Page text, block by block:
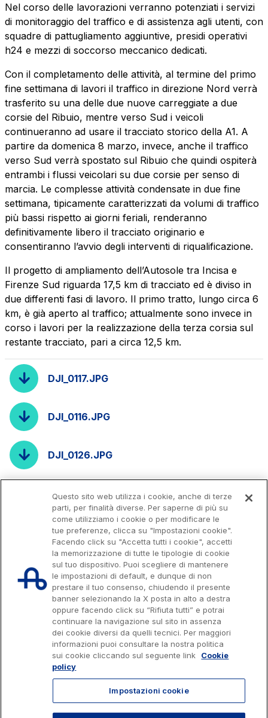
Società Autostrada Tirrenica p.A.
Km rete: 55
Scadenza concessione: 2028
Tangenziale di Napoli S.p.A.
Km rete: 20
Scadenza concessione: 2037
Nel corso delle lavorazioni verranno potenziati i servizi
di monitoraggio del traffico e di assistenza agli utenti, con
squadre di pattugliamento aggiuntive, presidi operativi
h24 e mezzi di soccorso meccanico dedicati.
Con il completamento delle attività, al termine del primo
fine settimana di lavori il traffico in direzione Nord verrà
trasferito su una delle due nuove carreggiate a due
corsie del Ribuio, mentre verso Sud i veicoli
continueranno ad usare il tracciato storico della A1. A
partire da domenica 8 marzo, invece, anche il traffico
verso Sud verrà spostato sul Ribuio che quindi ospiterà
entrambi i flussi veicolari su due corsie per senso di
marcia. Le complesse attività condensate in due fine
settimana, tipicamente caratterizzati da volumi di traffico
più bassi rispetto ai giorni feriali, renderanno
definitivamente libero il tracciato originario e
consentiranno l’avvio degli interventi di riqualificazione.
Il progetto di ampliamento dell’Autosole tra Incisa e
Firenze Sud riguarda 17,5 km di tracciato ed è diviso in
due differenti fasi di lavoro. Il primo tratto, lungo circa 6
km, è già aperto al traffico; attualmente sono invece in
corso i lavori per la realizzazione della terza corsia sul
restante tracciato, pari a circa 12,5 km.
DJI_0117.JPG
DJI_0116.JPG
DJI_0126.JPG
Capitale sociale € 622.027.000,00 interamente versato
Codice fiscale e n. di iscrizione al Registro delle Imprese di Roma
C.C.I.A.A. Roma n. 1037417 - P.IVA: 07516911000 - Sede Legale: via A.
Progetto e realizzazione Autostrade per l'Italia © 2026 Autostrade per
Questo sito web utilizza i cookie, anche di terze
parti, per finalità diverse. Per saperne di più su
come utilizziamo i cookie o per modificare le
tue preferenze, clicca su "Impostazioni cookie".
Facendo click su "Accetta tutti i cookie", accetti
la memorizzazione di tutte le tipologie di cookie
sul tuo dispositivo. Puoi scegliere di mantenere
le impostazioni di default, e dunque di non
prestare il tuo consenso, chiudendo il presente
banner selezionando la X posta in alto a destra
oppure facendo click su “Rifiuta tutti” e potrai
continuare la navigazione sul sito in assenza
dei cookie diversi da quelli tecnici. Per maggiori
informazioni puoi consultare la nostra politica
sui cookie cliccando sul seguente link
Cookie
policy
Impostazioni cookie